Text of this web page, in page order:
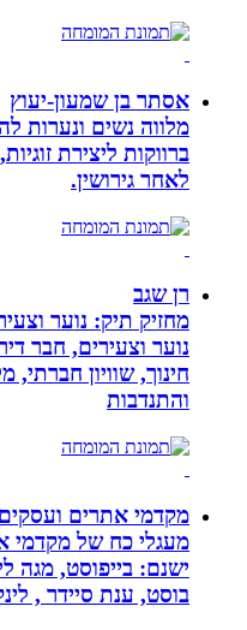
אסתר בן שמעון-יעוץ
מלווה נשים ונערות
ברווקות ליצירת זוגיות,
לאחר גירושין.
רן שגב
מחזיק תיק: נוער וצעירים.
נוער וצעירים, חבר
חינוך, שוויון חברתי,
והתנדבות
מקדמי אתרים ועסקים
מעגלי כח של מקדמי
ישנם: בייפוסט, מגה לינק,
בוסט, ענת סיידר , לינק